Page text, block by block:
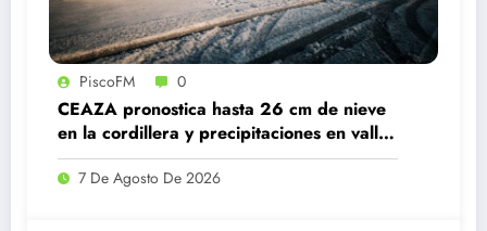
PiscoFM 0
CEAZA pronostica hasta 26 cm de nieve
en la cordillera y precipitaciones en valles
de Coquimbo y Atacama
7 De Agosto De 2026